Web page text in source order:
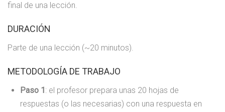
final de una lección.
DURACIÓN
Parte de una lección (~20 minutos).
METODOLOGÍA DE TRABAJO
Paso 1: el profesor prepara unas 20 hojas de
respuestas (o las necesarias) con una respuesta en